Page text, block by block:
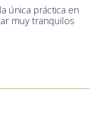
única práctica en
muy tranquilos